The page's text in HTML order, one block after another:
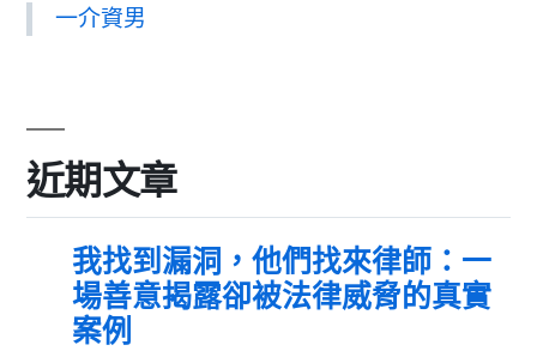
一介資男
近期文章
我找到漏洞，他們找來律師：一
場善意揭露卻被法律威脅的真實
案例